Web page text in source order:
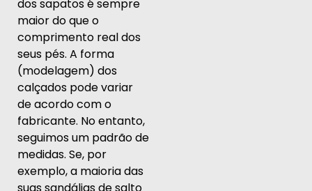
dos sapatos é sempre
maior do que o
comprimento real dos
seus pés. A forma
(modelagem) dos
calçados pode variar
de acordo com o
fabricante. No entanto,
seguimos um padrão de
medidas. Se, por
exemplo, a maioria das
suas sandálias de salto